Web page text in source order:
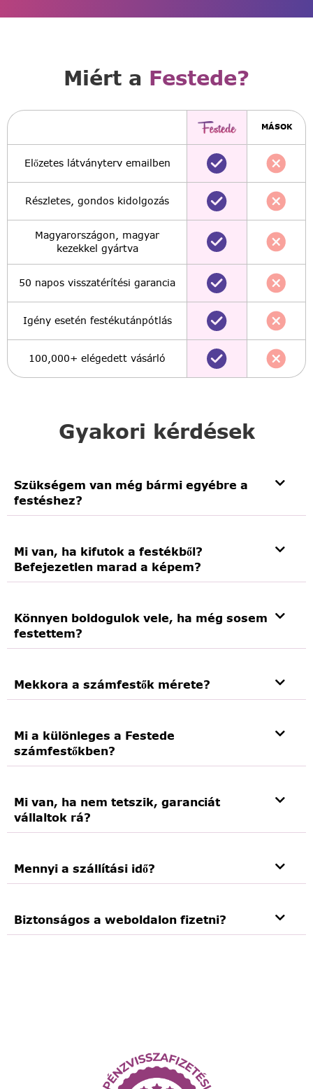
Gyakori kérdések
Szükségem van még bármi egyébre a
festéshez?
Mi van, ha kifutok a festékből?
Befejezetlen marad a képem?
Könnyen boldogulok vele, ha még sosem
festettem?
Mekkora a számfestők mérete?
Mi a különleges a Festede
számfestőkben?
Mi van, ha nem tetszik, garanciát
vállaltok rá?
Mennyi a szállítási idő?
Biztonságos a weboldalon fizetni?
Miért a Festede?
MÁSOK
Előzetes látványterv emailben
Részletes, gondos kidolgozás
Magyarországon, magyar
kezekkel gyártva
50 napos visszatérítési garancia
Igény esetén festékutánpótlás
100,000+ elégedett vásárló